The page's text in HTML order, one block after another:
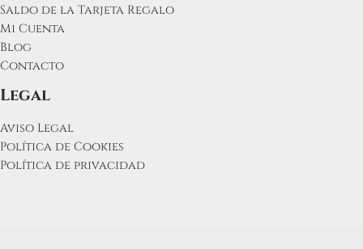
Saldo de la Tarjeta Regalo
Mi Cuenta
Blog
Contacto
Legal
Aviso Legal
Política de Cookies
Política de privacidad